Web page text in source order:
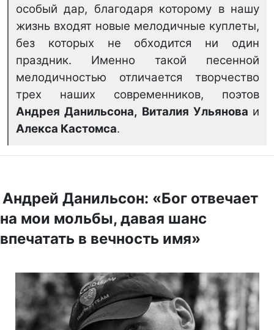
особый дар, благодаря которому в нашу
жизнь входят новые мелодичные куплеты,
без которых не обходится ни один
праздник. Именно такой песенной
мелодичностью отличается творчество
трех наших современников, поэтов
Андрея Данильсона, Виталия Ульянова и
Алекса Кастомса.
Андрей Данильсон: «Бог отвечает
на мои мольбы, давая шанс
впечатать в вечность имя»